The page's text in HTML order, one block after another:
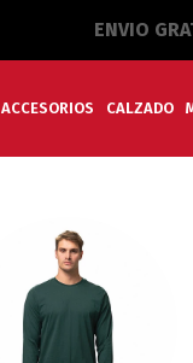
ENVIO
ACCESORIOS CALZADO